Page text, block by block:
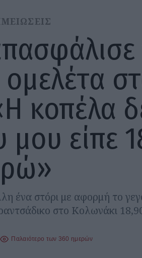
κοπέλα
μου είπε
ένα στόρι με αφορμή το
στο Κολωνάκι
Παλαιότερο των 360 ημερών